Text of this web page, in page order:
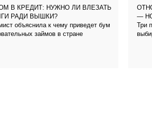
В КРЕДИТ: НУЖНО ЛИ ВЛЕЗАТЬ
РАДИ ВЫШКИ?
объяснила к чему приведет бум
займов в стране
—
Три